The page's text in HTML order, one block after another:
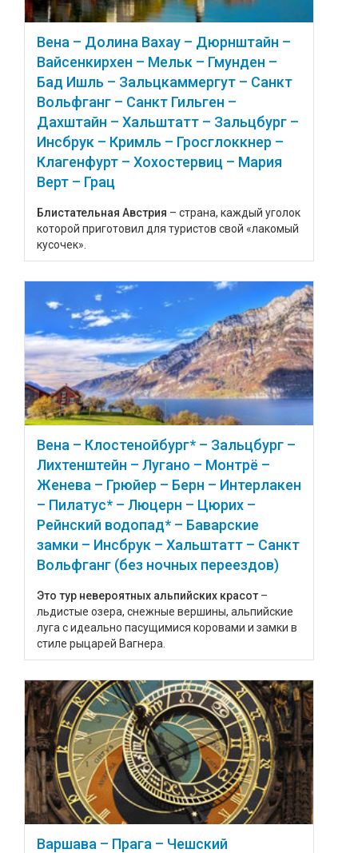
Вена – Долина Вахау – Дюрнштайн –
Вайсенкирхен – Мельк – Гмунден –
Бад Ишль – Зальцкаммергут – Санкт
Вольфганг – Санкт Гильген –
Дахштайн – Хальштатт – Зальцбург –
Инсбрук – Кримль – Гросглоккнер –
Клагенфурт – Хохостервиц – Мария
Верт – Грац
Блистательная Австрия – страна, каждый уголок
которой приготовил для туристов свой «лакомый
кусочек».
Вена – Клостенойбург* – Зальцбург –
Лихтенштейн – Лугано – Монтрё –
Женева – Грюйер – Берн – Интерлакен
– Пилатус* – Люцерн – Цюрих –
Рейнский водопад* – Баварские
замки – Инсбрук – Хальштатт – Санкт
Вольфганг (без ночных переездов)
Это тур невероятных альпийских красот –
льдистые озера, снежные вершины, альпийские
луга с идеально пасущимися коровами и замки в
стиле рыцарей Вагнера.
Варшава – Прага – Чешский